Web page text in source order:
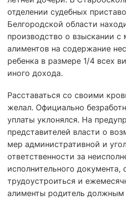
отделении судебных
Белгородской области
производство о взыскании с
алиментов на содержание
ребенка в размере 1/4 всех
иного дохода.
Расставаться со своими
желал. Официально
уплаты уклонялся. На
представителей власти о
мер административной и
ответственности за
исполнительного документа,
трудоустроиться и
алименты родитель должным